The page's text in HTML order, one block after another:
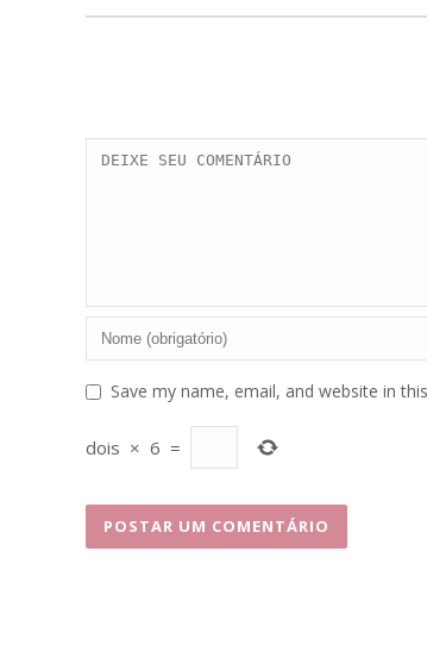
Save my name, email, and website in
dois × 6 =